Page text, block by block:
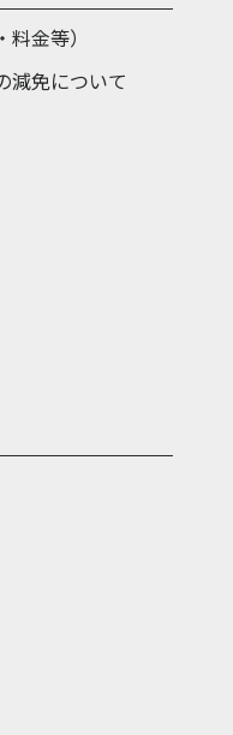
金等）
減免について